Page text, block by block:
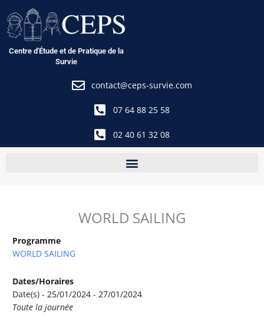
au
contenu
Centre d'Étude et de Pratique de la
Survie
contact@ceps-survie.com
07 64 88 25 58
02 40 61 32 08
WORLD SAILING
Programme
WORLD SAILING
Dates/Horaires
Date(s) - 25/01/2024 - 27/01/2024
Toute la journée